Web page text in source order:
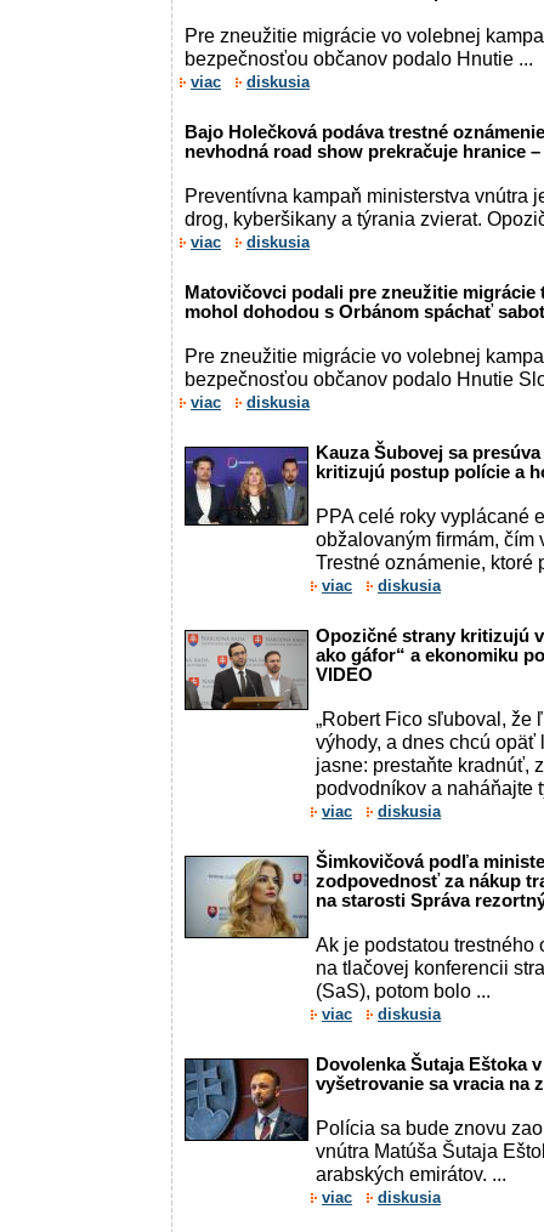
Pre zneužitie migrácie vo volebnej
bezpečnosťou občanov podalo Hnutie ...
viac diskusia
Bajo Holečková podáva trestné
nevhodná road show prekračuje hranice –
Preventívna kampaň ministerstva vnútra
drog, kyberšikany a týrania zvierat.
viac diskusia
Matovičovci podali pre zneužitie migrácie
mohol dohodou s Orbánom spáchať
Pre zneužitie migrácie vo volebnej
bezpečnosťou občanov podalo Hnutie
viac diskusia
Kauza Šubovej sa
kritizujú postup polície a
PPA celé roky vyplácané
obžalovaným firmám, čím
Trestné oznámenie, ktoré
viac diskusia
Opozičné strany kritizujú
ako gáfor“ a ekonomiku
VIDEO
„Robert Fico sľuboval, že
výhody, a dnes chcú opäť
jasne: prestaňte kradnúť,
podvodníkov a naháňajte
viac diskusia
Šimkovičová podľa
zodpovednosť za nákup
na starosti Správa
Ak je podstatou trestného
na tlačovej konferencii
(SaS), potom bolo ...
viac diskusia
Dovolenka Šutaja Eštoka
vyšetrovanie sa vracia na
Polícia sa bude znovu
vnútra Matúša Šutaja
arabských emirátov. ...
viac diskusia